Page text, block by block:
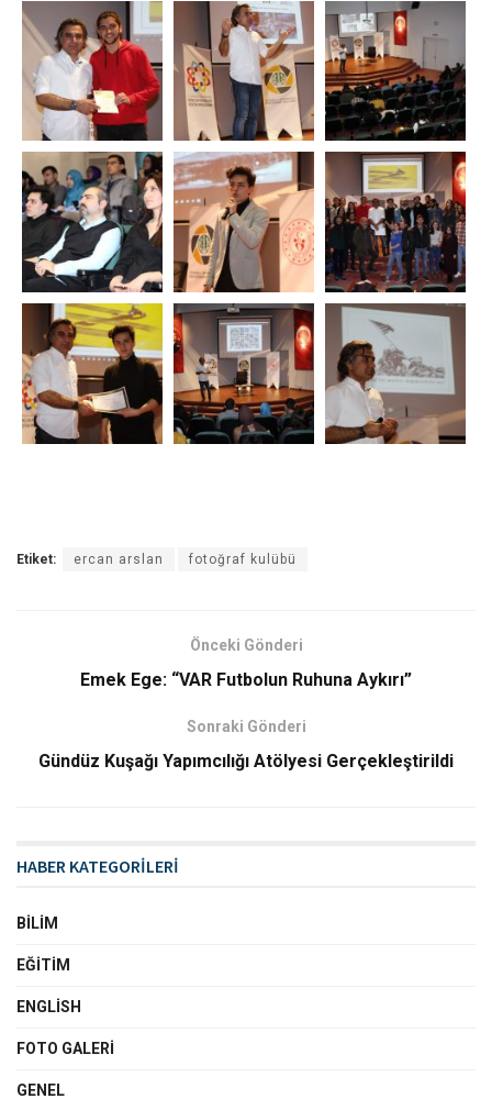
Etiket: ercan arslan fotoğraf kulübü
Önceki Gönderi
Emek Ege: “VAR Futbolun Ruhuna Aykırı”
Sonraki Gönderi
Gündüz Kuşağı Yapımcılığı Atölyesi Gerçekleştirildi
HABER KATEGORİLERİ
BILIM
EĞITIM
ENGLISH
FOTO GALERI
GENEL